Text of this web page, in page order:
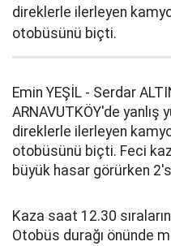
direklerle ilerleyen
otobüsünü biçti.
Emin YEŞİL - Serdar
ARNAVUTKÖY'de yanlış
direklerle ilerleyen
otobüsünü biçti. Feci
büyük hasar görürken
Kaza saat 12.30
Otobüs durağı önünde